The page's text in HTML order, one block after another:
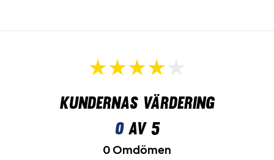
Kundernas värdering
0av 5
0 Omdömen